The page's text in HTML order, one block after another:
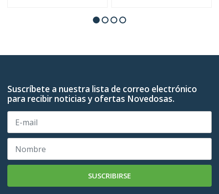
Suscríbete a nuestra lista de correo electrónico
para recibir noticias y ofertas Novedosas.
SUSCRIBIRSE